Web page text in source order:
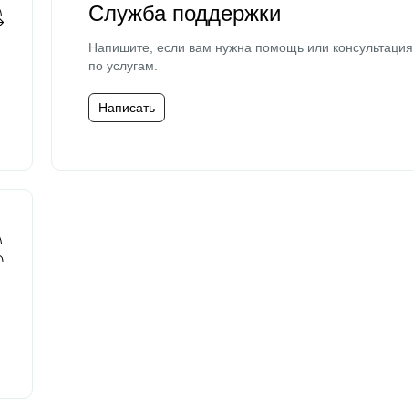
Служба поддержки
Напишите, если вам нужна помощь или консультация
по услугам.
Написать